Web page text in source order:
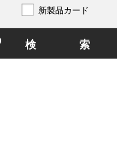
新製品カード
検